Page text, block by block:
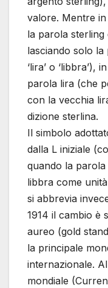
valore. Mentre in
la parola sterling
lasciando solo
‘lira’ o ‘libbra’),
parola lira (che
con la vecchia
dizione sterlina.
Il simbolo
dalla L iniziale
quando la
libbra come
si abbrevia
1914 il cambio è
aureo (gold
la principale
internazionale.
mondiale